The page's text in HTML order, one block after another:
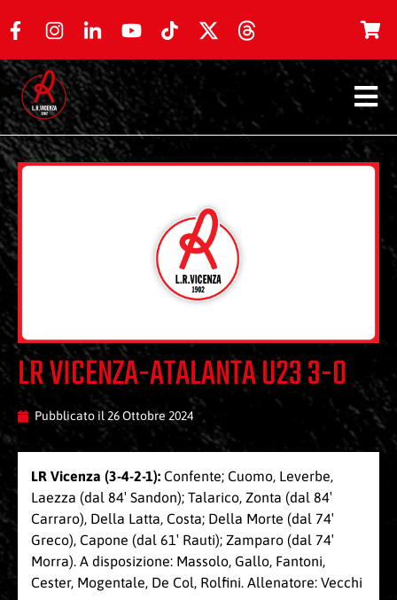
LR VICENZA-ATALANTA U23 3-0
Pubblicato il 26 Ottobre 2024
LR Vicenza (3-4-2-1): Confente; Cuomo, Leverbe,
Laezza (dal 84′ Sandon); Talarico, Zonta (dal 84′
Carraro), Della Latta, Costa; Della Morte (dal 74′
Greco), Capone (dal 61′ Rauti); Zamparo (dal 74′
Morra). A disposizione: Massolo, Gallo, Fantoni,
Cester, Mogentale, De Col, Rolfini. Allenatore: Vecchi